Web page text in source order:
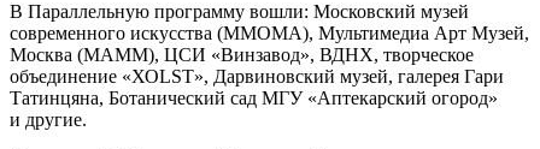
В Параллельную программу вошли: Московский музей
современного искусства (ММOМА), Мультимедиа Арт Музей,
Москва (МАММ), ЦСИ «Винзавод», ВДНХ, творческое
объединение «ХОLST», Дарвиновский музей, галерея Гари
Татинцяна, Ботанический сад МГУ «Аптекарский огород»
и другие.